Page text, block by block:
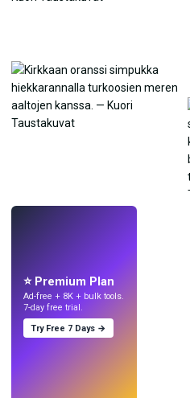
⭐ Premium Plan
Ad-free + 8K + bulk tools.
7-day free trial.
Try Free 7 Days →